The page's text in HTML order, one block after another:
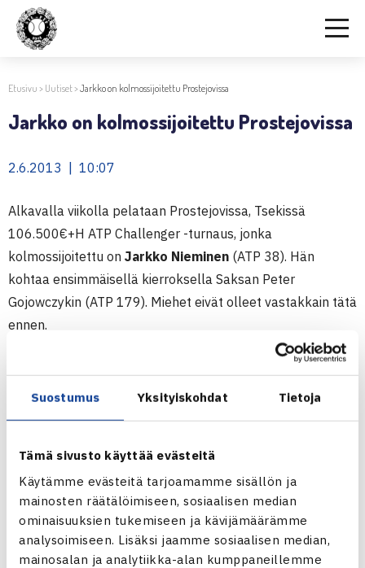
Suostumus Yksityiskohdat Tietoja
Tämä sivusto käyttää evästeitä
Käytämme evästeitä tarjoamamme sisällön ja
mainosten räätälöimiseen, sosiaalisen median
ominaisuuksien tukemiseen ja kävijämäärämme
analysoimiseen. Lisäksi jaamme sosiaalisen median,
mainosalan ja analytiikka-alan kumppaneillemme
Etusivu > Uutiset>Jarkko on kolmossijoitettu Prostejovissa
Jarkko on kolmossijoitettu Prostejovissa
2.6.2013 | 10:07
Alkavalla viikolla pelataan Prostejovissa, Tsekissä
106.500€+H ATP Challenger -turnaus, jonka
kolmossijoitettu on Jarkko Nieminen (ATP 38). Hän
kohtaa ensimmäisellä kierroksella Saksan Peter
Gojowczykin (ATP 179). Miehet eivät olleet vastakkain tätä
ennen.
Prostejovin kisan ykkössijoitettu on Saksan Florian Mayer
(ATP 30) ja kakkonen
Turnauksen verkkosivut
Jarkko Niemisen verkkosivut
Jarkko Nieminen